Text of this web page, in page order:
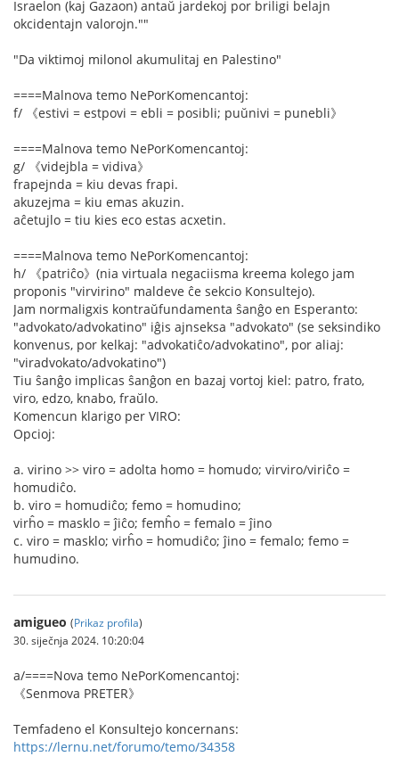
Israelon (kaj Gazaon) antaŭ jardekoj por briligi belajn
okcidentajn valorojn.""
"Da viktimoj milonol akumulitaj en Palestino"
====Malnova temo NePorKomencantoj:
f/ 《estivi = estpovi = ebli = posibli; puŭnivi = punebli》
====Malnova temo NePorKomencantoj:
g/ 《videjbla = vidiva》
frapejnda = kiu devas frapi.
akuzejma = kiu emas akuzin.
aĉetujlo = tiu kies eco estas acxetin.
====Malnova temo NePorKomencantoj:
h/ 《patriĉo》(nia virtuala negaciisma kreema kolego jam
proponis "virvirino" maldeve ĉe sekcio Konsultejo).
Jam normaligxis kontraŭfundamenta ŝanĝo en Esperanto:
"advokato/advokatino" iĝis ajnseksa "advokato" (se seksindiko
konvenus, por kelkaj: "advokatiĉo/advokatino", por aliaj:
"viradvokato/advokatino")
Tiu ŝanĝo implicas ŝanĝon en bazaj vortoj kiel: patro, frato,
viro, edzo, knabo, fraŭlo.
Komencun klarigo per VIRO:
Opcioj:
a. virino >> viro = adolta homo = homudo; virviro/viriĉo =
homudiĉo.
b. viro = homudiĉo; femo = homudino;
virĥo = masklo = ĵiĉo; femĥo = femalo = ĵino
c. viro = masklo; virĥo = homudiĉo; ĵino = femalo; femo =
humudino.
amigueo (Prikaz profila)
30. siječnja 2024. 10:20:04
a/====Nova temo NePorKomencantoj:
《Senmova PRETER》
Temfadeno el Konsultejo koncernans:
https://lernu.net/forumo/temo/34358